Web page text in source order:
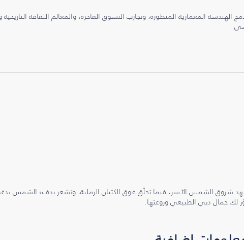
الهندسة المعمارية المتطورة، وتجارب التسوق الفاخرة، والمعالم الثقافة التاريخية
شروق الشمس الآسر، فيما تحلّق فوق الكثبان الرملية، وتشعر بدفء الشمس
لك جمال دبي الطبيعي وروعتها.